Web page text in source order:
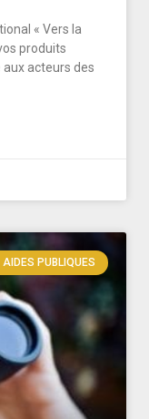
« Vers la
produits
aux acteurs des
PUBLIQUES